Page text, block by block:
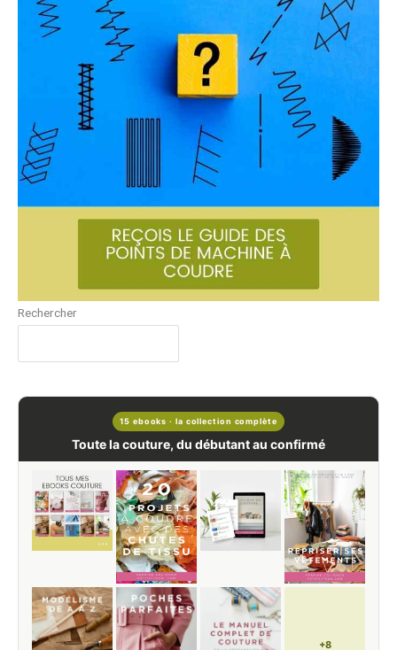
Rechercher
15 ebooks · la collection complète
Toute la couture, du débutant au confirmé
+8